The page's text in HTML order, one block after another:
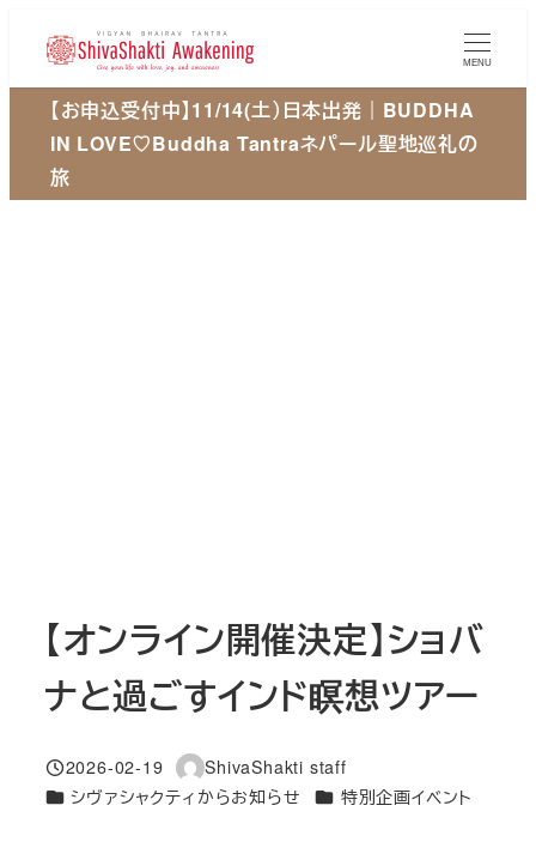
ン
MENU
【お申込受付中】11/14(土）日本出発｜BUDDHA
IN LOVE♡Buddha Tantraネパール聖地巡礼の
旅
【オンライン開催決定】ショバ
ナと過ごすインド瞑想ツアー
投稿日
2026-02-19
著
者
ShivaShakti staff
カテゴリー
シヴァシャクティからお知らせ カテゴリー
特別企画イベント